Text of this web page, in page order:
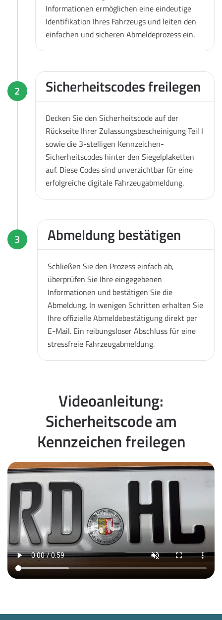
Informationen ermöglichen eine eindeutige
Identifikation Ihres Fahrzeugs und leiten den
einfachen und sicheren Abmeldeprozess ein.
2 Sicherheitscodes freilegen
Decken Sie den Sicherheitscode auf der
Rückseite Ihrer Zulassungsbescheinigung Teil I
sowie die 3-stelligen Kennzeichen-
Sicherheitscodes hinter den Siegelplaketten
auf. Diese Codes sind unverzichtbar für eine
erfolgreiche digitale Fahrzeugabmeldung.
3 Abmeldung bestätigen
Schließen Sie den Prozess einfach ab,
überprüfen Sie Ihre eingegebenen
Informationen und bestätigen Sie die
Abmeldung. In wenigen Schritten erhalten Sie
Ihre offizielle Abmeldebestätigung direkt per
E-Mail. Ein reibungsloser Abschluss für eine
stressfreie Fahrzeugabmeldung.
Videoanleitung:
Sicherheitscode am
Kennzeichen freilegen